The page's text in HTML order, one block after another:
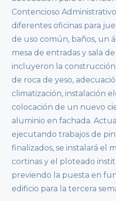
Contencioso
diferentes oficinas para
de uso común, baños, un
mesa de entradas y sala
incluyeron la construcción
de roca de yeso,
climatización, instalación
colocación de un nuevo
aluminio en fachada.
ejecutando trabajos de
finalizados, se instalará el
cortinas y el ploteado
previendo la puesta en
edificio para la tercera